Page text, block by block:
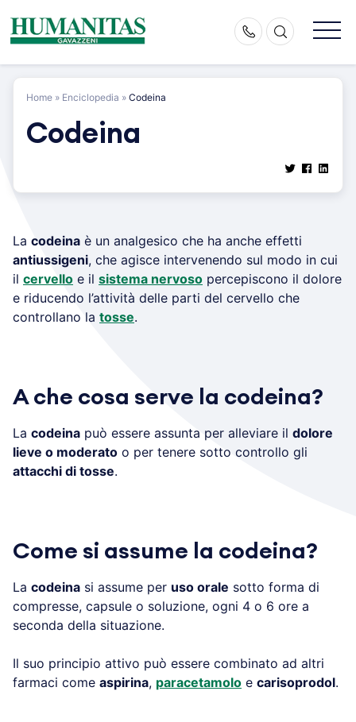
content
Home » Enciclopedia » Codeina
Codeina
La codeina è un analgesico che ha anche effetti
antiussigeni, che agisce intervenendo sul modo in cui
il cervello e il sistema nervoso percepiscono il dolore
e riducendo l’attività delle parti del cervello che
controllano la tosse.
A che cosa serve la codeina?
La codeina può essere assunta per alleviare il dolore
lieve o moderato o per tenere sotto controllo gli
attacchi di tosse.
Come si assume la codeina?
La codeina si assume per uso orale sotto forma di
compresse, capsule o soluzione, ogni 4 o 6 ore a
seconda della situazione.
Il suo principio attivo può essere combinato ad altri
farmaci come aspirina, paracetamolo e carisoprodol.